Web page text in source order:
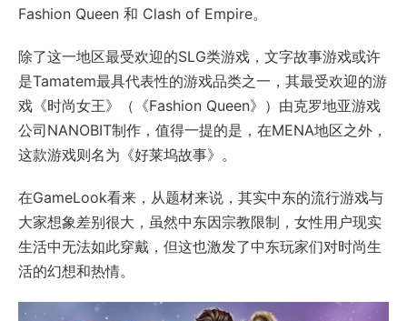
Fashion Queen 和 Clash of Empire。
除了这一地区最受欢迎的SLG类游戏，文字故事游戏或许
是Tamatem最具代表性的游戏品类之一，其最受欢迎的游
戏《时尚女王》（《Fashion Queen》）由克罗地亚游戏
公司NANOBIT制作，值得一提的是，在MENA地区之外，
这款游戏则名为《好莱坞故事》。
在GameLook看来，从题材来说，其实中东的流行游戏与
大家想象差别很大，虽然中东因宗教限制，女性用户现实
生活中无法如此穿戴，但这也激发了中东玩家们对时尚生
活的幻想和热情。